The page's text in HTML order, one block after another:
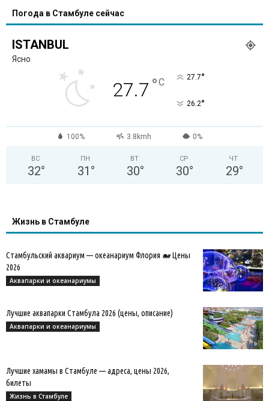
Погода в Стамбуле сейчас
ISTANBUL
Ясно
27.7 °C 27.7°
26.2°
100% 3.8kmh 0%
ВС
32°
ПН
31 °
ВТ
30°
СР
30°
ЧТ
29°
Жизнь в Стамбуле
Стамбульский аквариум — океанариум Флория 🐋 Цены
2026
Аквапарки и океанариумы
Лучшие аквапарки Стамбула 2026 (цены, описание)
Аквапарки и океанариумы
Лучшие хамамы в Стамбуле — адреса, цены 2026,
билеты
Жизнь в Стамбуле